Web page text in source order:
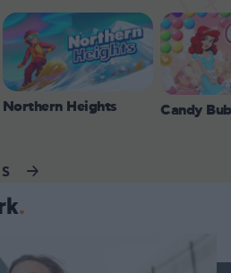
Northern Heights Candy